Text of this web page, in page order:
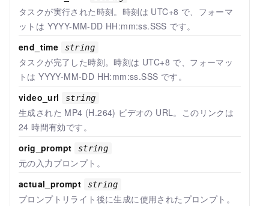
タスクが実行された時刻。 時刻は UTC+8 で、 フォーマ
ットは YYYY-MM-DD HH:mm:ss.SSS です。
end_time
string
タスクが完了した時刻。時刻は UTC+8 で、 フォーマッ
トは YYYY-MM-DD HH:mm:ss.SSS です。
video_url
string
生成された MP4 (H.264) ビデオの URL。このリンクは
24 時間有効です。
orig_prompt
string
元の入力プロンプト。
actual_prompt
string
プロンプトリライト後に生成に使用されたプロンプト。